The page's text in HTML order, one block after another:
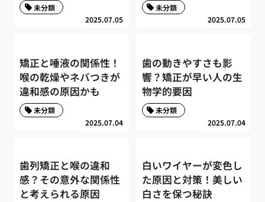
2025.07.05
未分類
2025.07.05
未分類
矯正と唾液の関係性！
喉の乾燥やネバつきが
違和感の原因かも
2025.07.04
未分類
歯の動きやすさも影
響？矯正が早い人の生
物学的要因
2025.07.04
未分類
歯列矯正と喉の違和
感？その意外な関係性
と考えられる原因
白いワイヤーが変色し
た原因と対策！美しい
白さを保つ秘訣